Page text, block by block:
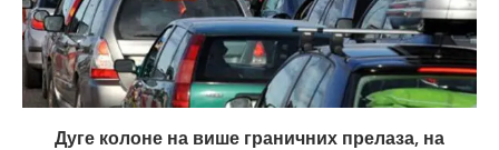
Дуге колоне на више граничних прелаза, на